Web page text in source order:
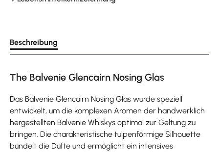
Beschreibung
The Balvenie Glencairn Nosing Glas
Das Balvenie Glencairn Nosing Glas wurde speziell
entwickelt, um die komplexen Aromen der handwerklich
hergestellten Balvenie Whiskys optimal zur Geltung zu
bringen. Die charakteristische tulpenförmige Silhouette
bündelt die Düfte und ermöglicht ein intensives